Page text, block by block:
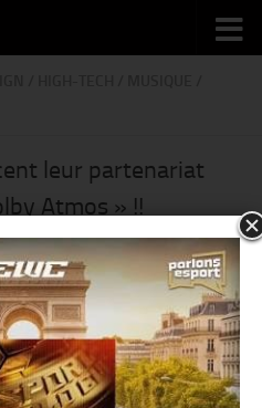
leur partenariat
Atmos » !!
2025· MIS À JOUR24 JUIN 2025
leader en matière
immersif annonce un partenariat
marquant l’intégration de la
sélection de véhicules du